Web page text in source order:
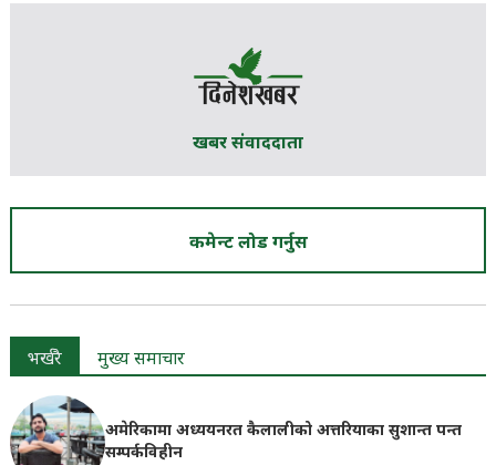
खबर संवाददाता
कमेन्ट लोड गर्नुस
भर्खरै मुख्य समाचार
अमेरिकामा अध्ययनरत कैलालीको अत्तरियाका सुशान्त पन्त
सम्पर्कविहीन